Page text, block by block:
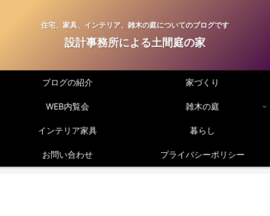
住宅、家具、インテリア、雑木の庭についてのブログです
設計事務所による土間庭の家
ブログの紹介 家づくり
WEB内覧会 雑木の庭
インテリア家具 暮らし
お問い合わせ プライバシーポリシー